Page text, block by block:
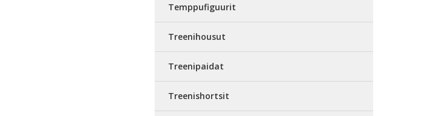
Temppufiguurit
Treenihousut
Treenipaidat
Treenishortsit